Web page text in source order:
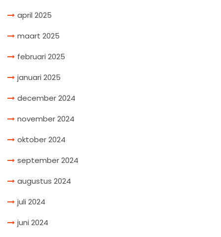
april 2025
maart 2025
februari 2025
januari 2025
december 2024
november 2024
oktober 2024
september 2024
augustus 2024
juli 2024
juni 2024